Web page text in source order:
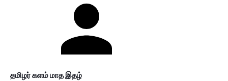
தமிழர் களம் மாத இதழ்